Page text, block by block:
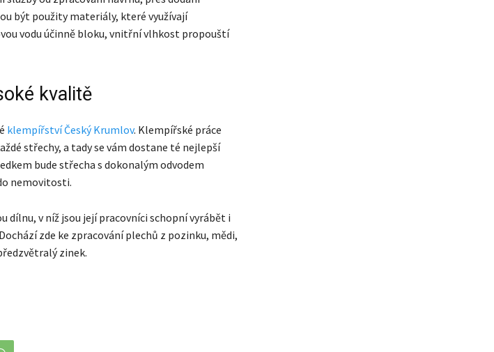
být použity materiály, které využívají
vodu účinně bloku, vnitřní vlhkost propouští
kvalitě
klempířství Český Krumlov. Klempířské práce
střechy, a tady se vám dostane té nejlepší
bude střecha s dokonalým odvodem
nemovitosti.
dílnu, v níž jsou její pracovníci schopní vyrábět i
zde ke zpracování plechů z pozinku, mědi,
zinek.